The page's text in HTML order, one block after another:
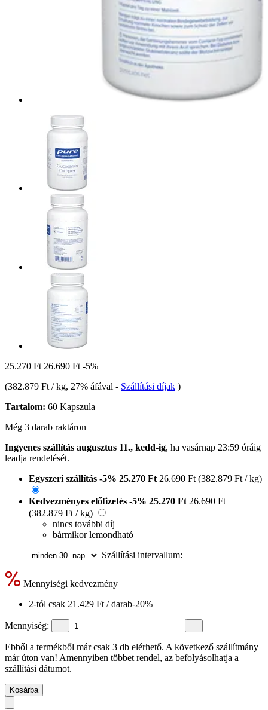
25.270 Ft 26.690 Ft -5%
(382.879 Ft / kg, 27% áfával - Szállítási díjak )
Tartalom: 60 Kapszula
Még 3 darab raktáron
Ingyenes szállítás augusztus 11., kedd-ig, ha vasárnap 23:59 óráig
leadja rendelését.
Egyszeri szállítás -5% 25.270 Ft 26.690 Ft (382.879 Ft / kg)
Kedvezményes előfizetés -5% 25.270 Ft 26.690 Ft
(382.879 Ft / kg)
nincs további díj
bármikor lemondható
Szállítási intervallum:
Mennyiségi kedvezmény
2-tól csak 21.429 Ft / darab-20%
Mennyiség:
Ebből a termékből már csak 3 db elérhető. A következő szállítmány
már úton van! Amennyiben többet rendel, az befolyásolhatja a
szállítási dátumot.
Kosárba